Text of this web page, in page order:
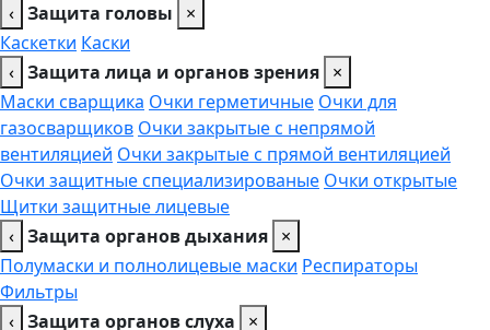
‹ Защита головы
×
Каскетки Каски
‹ Защита лица и органов зрения ×
Маски сварщика Очки герметичные Очки для
газосварщиков Очки закрытые с непрямой
вентиляцией Очки закрытые с прямой вентиляцией
Очки защитные специализированые Очки открытые
Щитки защитные лицевые
‹ Защита органов дыхания ×
Полумаски и полнолицевые маски Респираторы
Фильтры
‹ Защита органов слуха
×